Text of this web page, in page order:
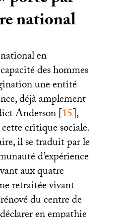
national
en
des hommes
une entité
déjà amplement
Anderson[15],
critique sociale.
il se traduit par le
d’expérience
aux quatre
retraitée vivant
du centre de